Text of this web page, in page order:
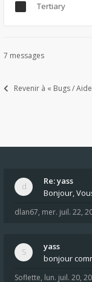
Tertiary
7 messages
Revenir à « Bugs /
Re: yass
Bonjour,
dlan67, mer. juil. 22,
yass
bonjour
Soflette, lun. juil. 20,